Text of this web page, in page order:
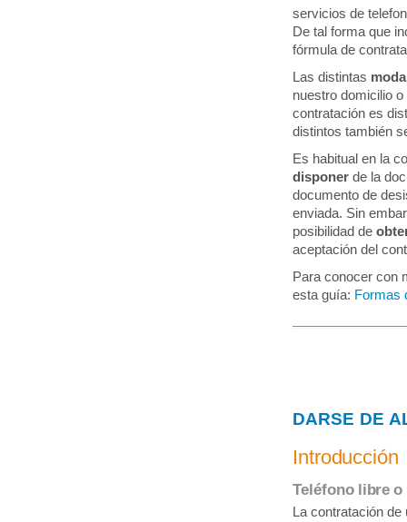
servicios de
De tal forma que
fórmula de
Las distintas
nuestro domicilio
contratación es
distintos también
Es habitual en la
disponer de la
documento de
enviada. Sin
posibilidad de
aceptación del
Para conocer con
esta guía: Formas
DARSE DE
Introducción
Teléfono libre
La contratación